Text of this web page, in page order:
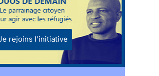
rejoins l'initiative